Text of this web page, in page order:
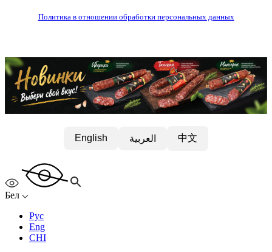
Политика в отношении обработки персональных данных
English العربية 中文
Бел
Рус
Eng
CHI